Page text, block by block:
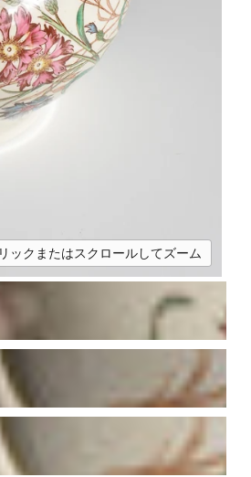
ックまたはスクロールしてズーム